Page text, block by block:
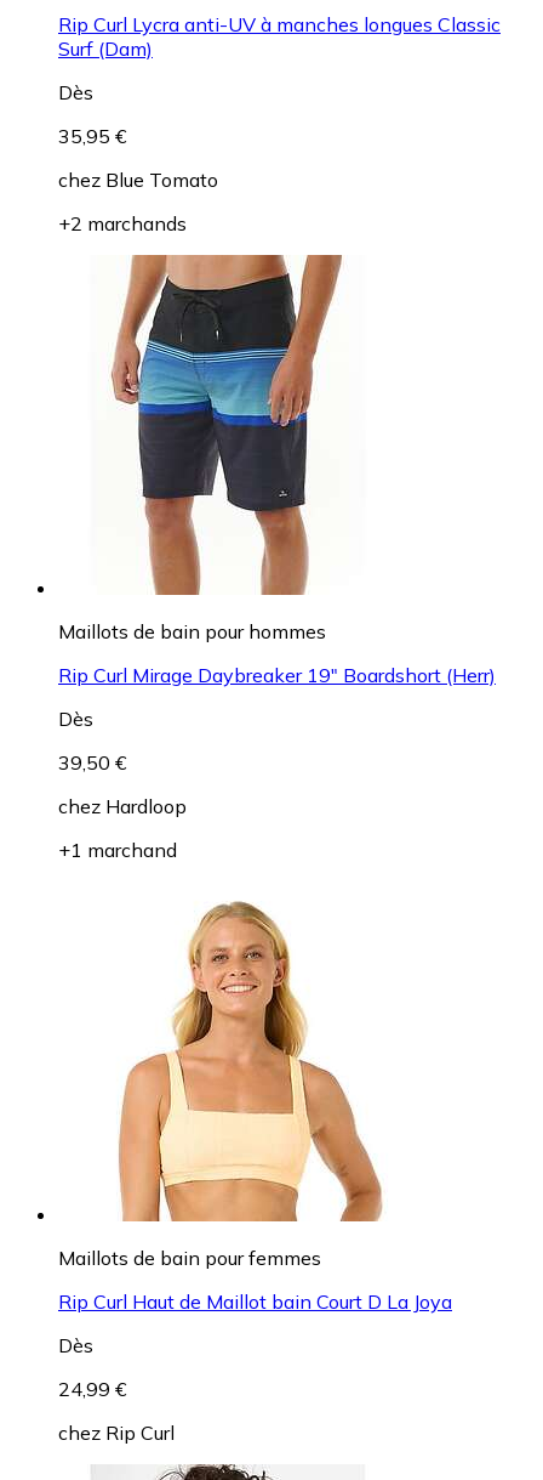
Rip Curl Lycra anti-UV à manches longues Classic
Surf (Dam)
Dès
35,95 €
chez Blue Tomato
+2 marchands
Maillots de bain pour hommes
Rip Curl Mirage Daybreaker 19" Boardshort (Herr)
Dès
39,50 €
chez Hardloop
+1 marchand
Maillots de bain pour femmes
Rip Curl Haut de Maillot bain Court D La Joya
Dès
24,99 €
chez Rip Curl